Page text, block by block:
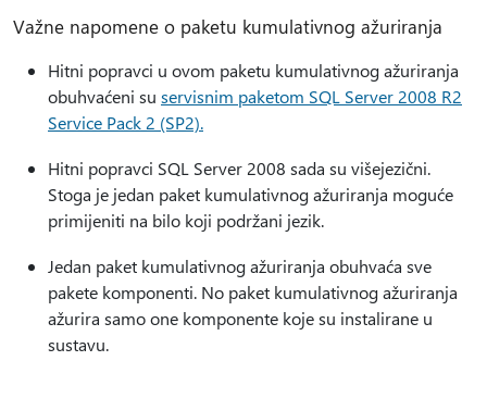
Važne napomene o paketu kumulativnog ažuriranja
Hitni popravci u ovom paketu kumulativnog ažuriranja
obuhvaćeni su servisnim paketom SQL Server 2008 R2
Service Pack 2 (SP2).
Hitni popravci SQL Server 2008 sada su višejezični.
Stoga je jedan paket kumulativnog ažuriranja moguće
primijeniti na bilo koji podržani jezik.
Jedan paket kumulativnog ažuriranja obuhvaća sve
pakete komponenti. No paket kumulativnog ažuriranja
ažurira samo one komponente koje su instalirane u
sustavu.